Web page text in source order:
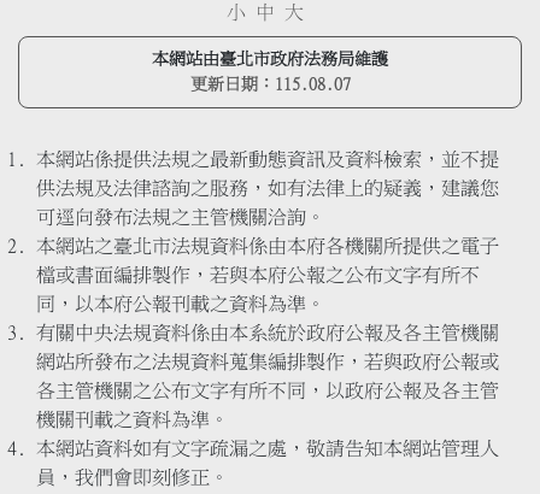
小 中 大
本網站由臺北市政府法務局維護
更新日期： 115.08.07
本網站係提供法規之最新動態資訊及資料檢索，並不提
供法規及法律諮詢之服務，如有法律上的疑義，建議您
可逕向發布法規之主管機關洽詢。
本網站之臺北市法規資料係由本府各機關所提供之電子
檔或書面編排製作，若與本府公報之公布文字有所不
同，以本府公報刊載之資料為準。
有關中央法規資料係由本系統於政府公報及各主管機關
網站所發布之法規資料蒐集編排製作，若與政府公報或
各主管機關之公布文字有所不同，以政府公報及各主管
機關刊載之資料為準。
本網站資料如有文字疏漏之處，敬請告知本網站管理人
員，我們會即刻修正。